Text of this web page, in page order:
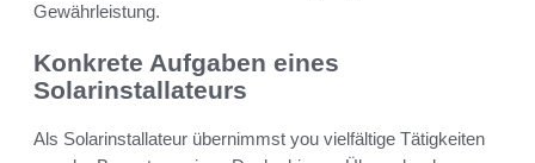
Gewährleistung.
Konkrete Aufgaben eines
Solarinstallateurs
Als Solarinstallateur übernimmst you vielfältige Tätigkeiten